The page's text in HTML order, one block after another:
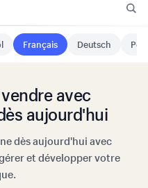
Français Deutsch
avec
aujourd'hui
dès aujourd'hui avec
et développer votre